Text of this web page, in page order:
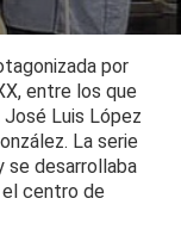
por
entre los que
José Luis López
La serie
se desarrollaba
el centro de